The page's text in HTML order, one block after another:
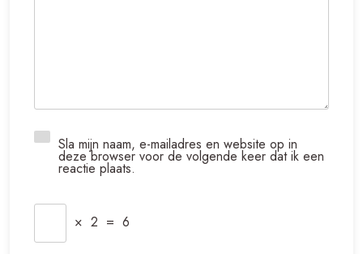
Sla mijn naam, e-mailadres en website op in
deze browser voor de volgende keer dat ik een
reactie plaats.
× 2 = 6